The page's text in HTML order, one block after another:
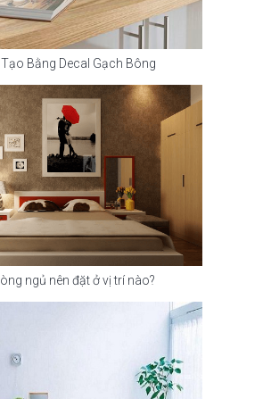
Bằng Decal Gạch Bông
ngủ nên đặt ở vị trí nào?